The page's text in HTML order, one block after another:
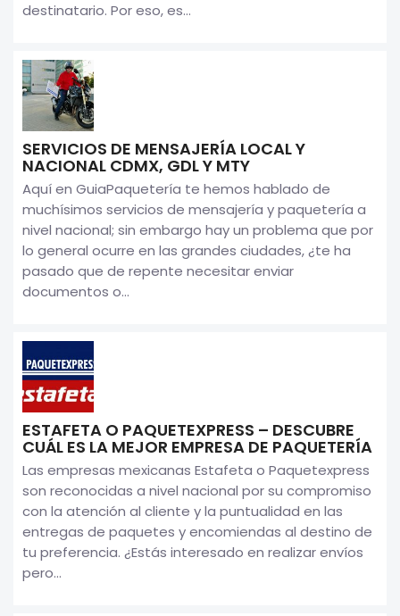
destinatario. Por eso, es...
SERVICIOS DE MENSAJERÍA LOCAL Y
NACIONAL CDMX, GDL Y MTY
Aquí en GuiaPaquetería te hemos hablado de
muchísimos servicios de mensajería y paquetería a
nivel nacional; sin embargo hay un problema que por
lo general ocurre en las grandes ciudades, ¿te ha
pasado que de repente necesitar enviar
documentos o...
ESTAFETA O PAQUETEXPRESS – DESCUBRE
CUÁL ES LA MEJOR EMPRESA DE PAQUETERÍA
Las empresas mexicanas Estafeta o Paquetexpress
son reconocidas a nivel nacional por su compromiso
con la atención al cliente y la puntualidad en las
entregas de paquetes y encomiendas al destino de
tu preferencia. ¿Estás interesado en realizar envíos
pero...